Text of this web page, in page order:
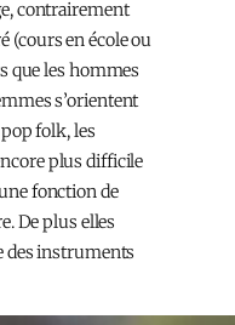
contrairement
(cours en école ou
que les hommes
s’orientent
folk, les
plus difficile
fonction de
De plus elles
des instruments